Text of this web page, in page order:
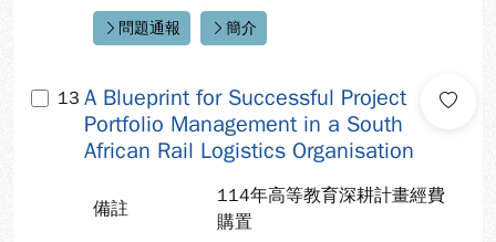
快速連結：
問題通報 簡介
13 A Blueprint for Successful Project
Portfolio Management in a South
African Rail Logistics Organisation
備註
114年高等教育深耕計畫經費
購置